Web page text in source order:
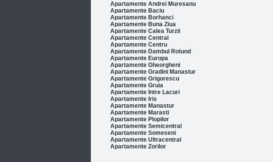
Apartamente Andrei Muresanu
Apartamente Baciu
Apartamente Borhanci
Apartamente Buna Ziua
Apartamente Calea Turzii
Apartamente Central
Apartamente Centru
Apartamente Dambul Rotund
Apartamente Europa
Apartamente Gheorgheni
Apartamente Gradini Manastur
Apartamente Grigorescu
Apartamente Gruia
Apartamente Intre Lacuri
Apartamente Iris
Apartamente Manastur
Apartamente Marasti
Apartamente Plopilor
Apartamente Semicentral
Apartamente Someseni
Apartamente Ultracentral
Apartamente Zorilor